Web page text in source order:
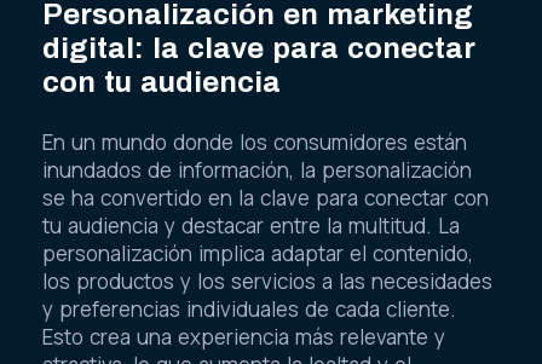
Personalización en marketing
digital: la clave para conectar
con tu audiencia
En un mundo donde los consumidores están
inundados de información, la personalización
se ha convertido en la clave para conectar con
tu audiencia y destacar entre la multitud. La
personalización implica adaptar el contenido,
los productos y los servicios a las necesidades
y preferencias individuales de cada cliente.
Esto crea una experiencia más relevante y